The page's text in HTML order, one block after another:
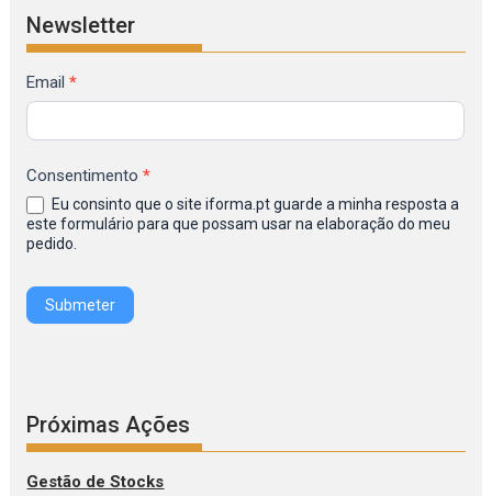
Newsletter
Formulário
de
Inscrição
Newsletter
IFORMA
Email*
Consentimento*
este formulário para que possam usar na elaboração do meu
pedido.
Submeter
Próximas Ações
Gestão de Stocks